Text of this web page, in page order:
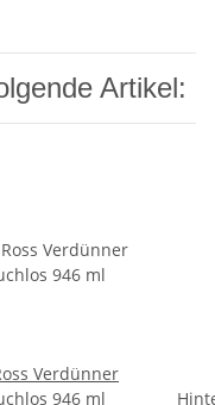
Artikel:
Verdünner
946 ml